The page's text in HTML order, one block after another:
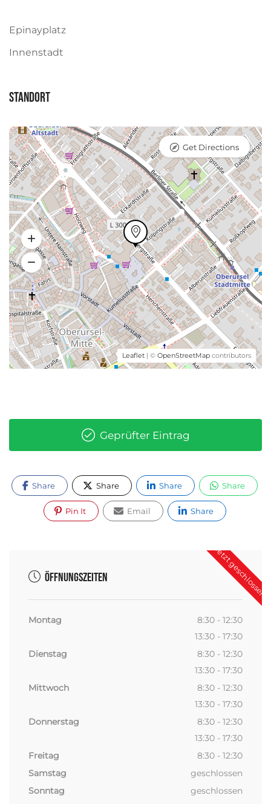
Epinayplatz
Innenstadt
Standort
Leaflet | © OpenStreetMap contributors
Get Directions
Geprüfter Eintrag
Share Share Share Share
Pin It Email Share
Jetzt geschlossen
Öffnungszeiten
Montag
8:30 - 12:30
13:30 - 17:30
Dienstag
8:30 - 12:30
13:30 - 17:30
Mittwoch
8:30 - 12:30
13:30 - 17:30
Donnerstag
8:30 - 12:30
13:30 - 17:30
Freitag
8:30 - 12:30
Samstag
geschlossen
Sonntag
geschlossen